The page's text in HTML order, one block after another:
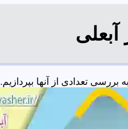
تعدادی از آنها بپردازیم.